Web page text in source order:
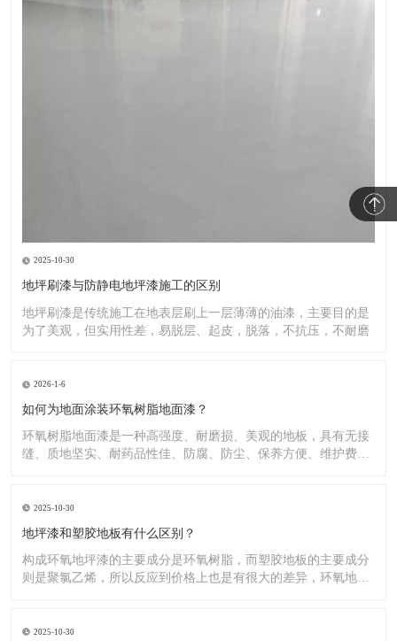
2025-10-30
地坪刷漆与防静电地坪漆施工的区别
地坪刷漆是传统施工在地表层刷上一层薄薄的油漆，主要目的是
为了美观，但实用性差，易脱层、起皮，脱落，不抗压，不耐磨
2026-1-6
如何为地面涂装环氧树脂地面漆？
环氧树脂地面漆是一种高强度、耐磨损、美观的地板，具有无接
缝、质地坚实、耐药品性佳、防腐、防尘、保养方便、维护费用
2025-10-30
地坪漆和塑胶地板有什么区别？
构成环氧地坪漆的主要成分是环氧树脂，而塑胶地板的主要成分
则是聚氯乙烯，所以反应到价格上也是有很大的差异，环氧地坪
2025-10-30